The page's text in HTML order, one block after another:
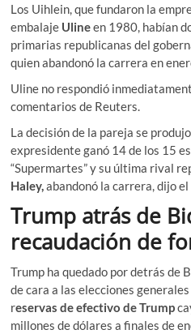
Los Uihlein, que fundaron la
embalaje Ulineen 1980, habían
primarias republicanas del
quien abandonó la carrera en
Uline no respondió
comentarios de Reuters.
La decisión de la pareja se
expresidente ganó 14 de los 15
“Supermartes” y su última rival
Haley,abandonó la carrera, dijo el
Trump atrás de
recaudación de
Trump ha quedado por detrás de
de cara a las elecciones
reservas de efectivo de Trump
millones de dólares a finales de